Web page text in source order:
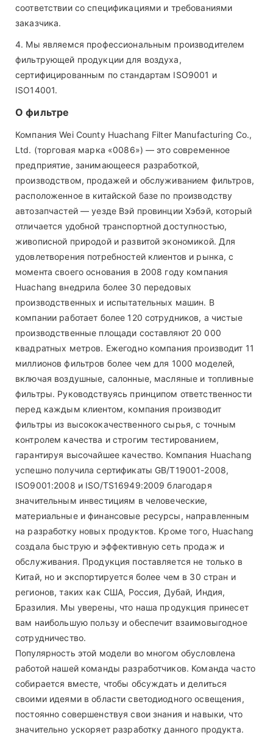
соответствии со спецификациями и требованиями
заказчика.
4. Мы являемся профессиональным производителем
фильтрующей продукции для воздуха,
сертифицированным по стандартам ISO9001 и
ISO14001.
О фильтре
Компания Wei County Huachang Filter Manufacturing Co.,
Ltd. (торговая марка «0086») — это современное
предприятие, занимающееся разработкой,
производством, продажей и обслуживанием фильтров,
расположенное в китайской базе по производству
автозапчастей — уезде Вэй провинции Хэбэй, который
отличается удобной транспортной доступностью,
живописной природой и развитой экономикой. Для
удовлетворения потребностей клиентов и рынка, с
момента своего основания в 2008 году компания
Huachang внедрила более 30 передовых
производственных и испытательных машин. В
компании работает более 120 сотрудников, а чистые
производственные площади составляют 20 000
квадратных метров. Ежегодно компания производит 11
миллионов фильтров более чем для 1000 моделей,
включая воздушные, салонные, масляные и топливные
фильтры. Руководствуясь принципом ответственности
перед каждым клиентом, компания производит
фильтры из высококачественного сырья, с точным
контролем качества и строгим тестированием,
гарантируя высочайшее качество. Компания Huachang
успешно получила сертификаты GB/T19001-2008,
ISO9001:2008 и ISO/TS16949:2009 благодаря
значительным инвестициям в человеческие,
материальные и финансовые ресурсы, направленным
на разработку новых продуктов. Кроме того, Huachang
создала быструю и эффективную сеть продаж и
обслуживания. Продукция поставляется не только в
Китай, но и экспортируется более чем в 30 стран и
регионов, таких как США, Россия, Дубай, Индия,
Бразилия. Мы уверены, что наша продукция принесет
вам наибольшую пользу и обеспечит взаимовыгодное
сотрудничество.
Популярность этой модели во многом обусловлена ​​
работой нашей команды разработчиков. Команда часто
собирается вместе, чтобы обсуждать и делиться
своими идеями в области светодиодного освещения,
постоянно совершенствуя свои знания и навыки, что
значительно ускоряет разработку данного продукта.